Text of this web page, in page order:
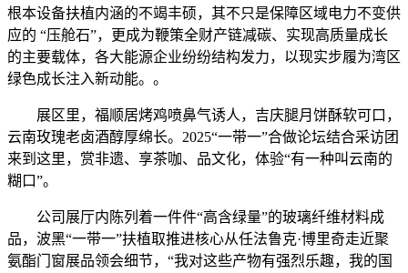
根本设备扶植内涵的不竭丰硕，其不只是保障区域电力不变供
应的 “压舱石”，更成为鞭策全财产链减碳、实现高质量成长
的主要载体，各大能源企业纷纷结构发力，以现实步履为湾区
绿色成长注入新动能。。
展区里，福顺居烤鸡喷鼻气诱人，吉庆腿月饼酥软可口，
云南玫瑰老卤酒醇厚绵长。2025“一带一”合做论坛结合采访团
来到这里，赏非遗、享茶咖、品文化，体验“有一种叫云南的
糊口”。
公司展厅内陈列着一件件“高含绿量”的玻璃纤维材料成
品，波黑“一带一”扶植取推进核心从任法鲁克·博里奇走近聚
氨酯门窗展品领会细节，“我对这些产物有强烈乐趣，我的国